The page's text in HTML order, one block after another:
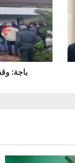
باجة: